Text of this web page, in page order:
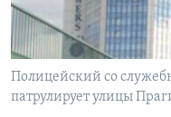
Learning English
СОЦИАЛЬНЫЕ СЕТИ
Полицейский со
патрулирует улицы